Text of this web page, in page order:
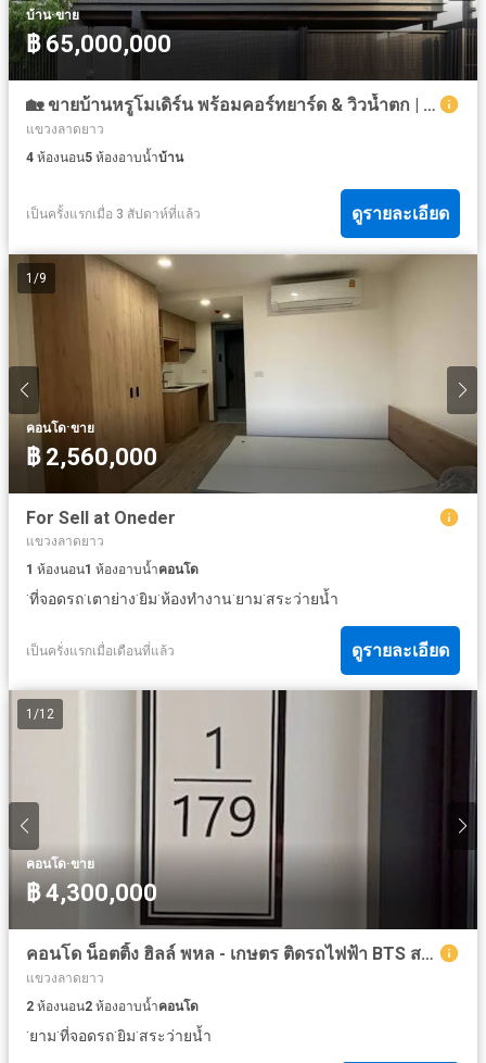
บ้าน·ขาย
฿ 65,000,000
🏡 ขายบ้านหรูโมเดิร์น พร้อมคอร์ทยาร์ด & วิวน้ำตก | 4 ห้องนอน 5 ห้องน้ำ
แขวงลาดยาว
4 ห้องนอน5 ห้องอาบน้ำบ้าน
เป็นครั้งแรกเมื่อ 3 สัปดาห์ที่แล้ว ดูรายละเอียด
1 /9
คอนโด·ขาย
฿ 2,560,000
For Sell at Oneder
แขวงลาดยาว
1 ห้องนอน1 ห้องอาบน้ำคอนโด
·ที่จอดรถ·เตาย่าง·ยิม·ห้องทำงาน·ยาม·สระว่ายน้ำ
เป็นครั่งแรกเมื่อเดือนที่แล้ว ดูรายละเอียด
1 /12
คอนโด·ขาย
฿ 4,300,000
คอนโด น็อตติ้ง ฮิลล์ พหล - เกษตร ติดรถไฟฟ้า BTS สายสีเขียว ใกล้มหาวิทลัยหลายแห่ง ขายพร้อมผู้เช่า
แขวงลาดยาว
2 ห้องนอน2 ห้องอาบน้ำคอนโด
·ยาม·ที่จอดรถ·ยิม·สระว่ายน้ำ